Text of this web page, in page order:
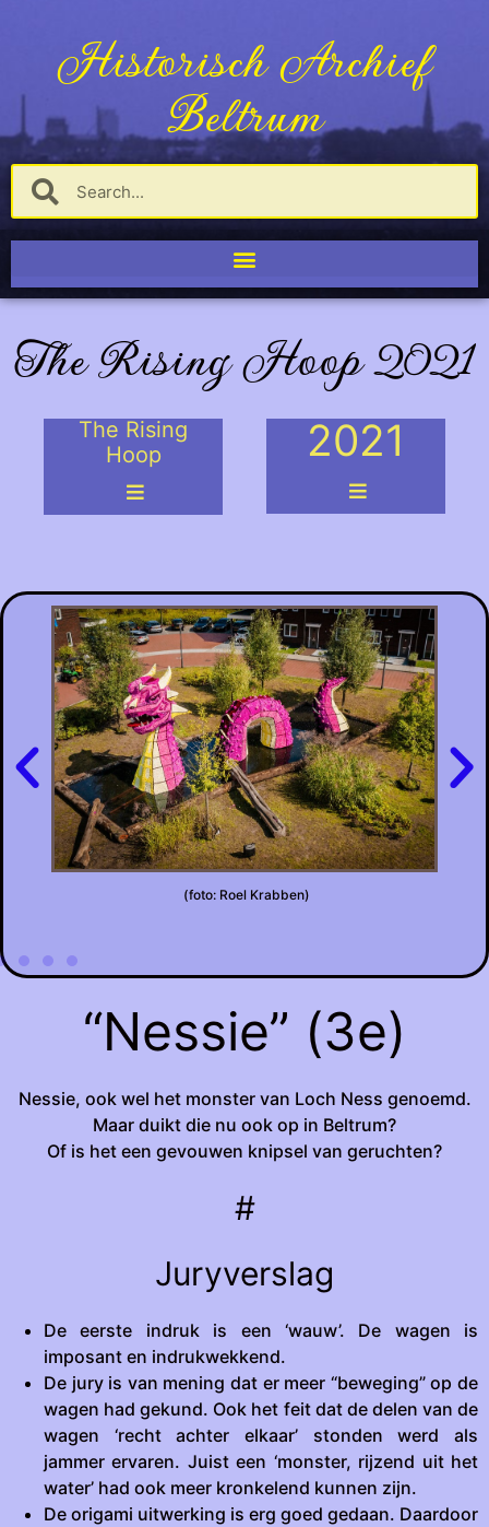
Historisch Archief
Beltrum
The Rising Hoop 2021
The Rising
Hoop
2021
(foto: Roel Krabben)
“Nessie” (3e)
Nessie, ook wel het monster van Loch Ness genoemd.
Maar duikt die nu ook op in Beltrum?
Of is het een gevouwen knipsel van geruchten?
#
Juryverslag
De eerste indruk is een ‘wauw’. De wagen is
imposant en indrukwekkend.
De jury is van mening dat er meer “beweging” op de
wagen had gekund. Ook het feit dat de delen van de
wagen ‘recht achter elkaar’ stonden werd als
jammer ervaren. Juist een ‘monster, rijzend uit het
water’ had ook meer kronkelend kunnen zijn.
De origami uitwerking is erg goed gedaan. Daardoor